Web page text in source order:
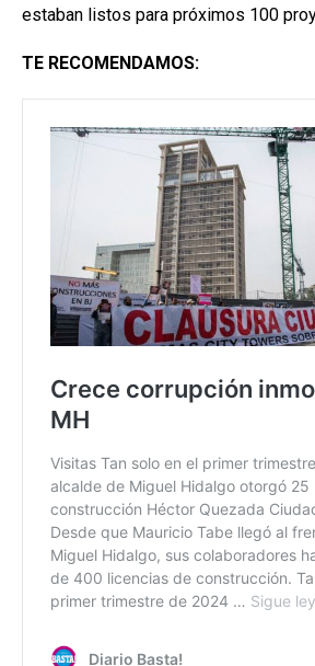
estaban listos para próximos 100
TE RECOMENDAMOS: